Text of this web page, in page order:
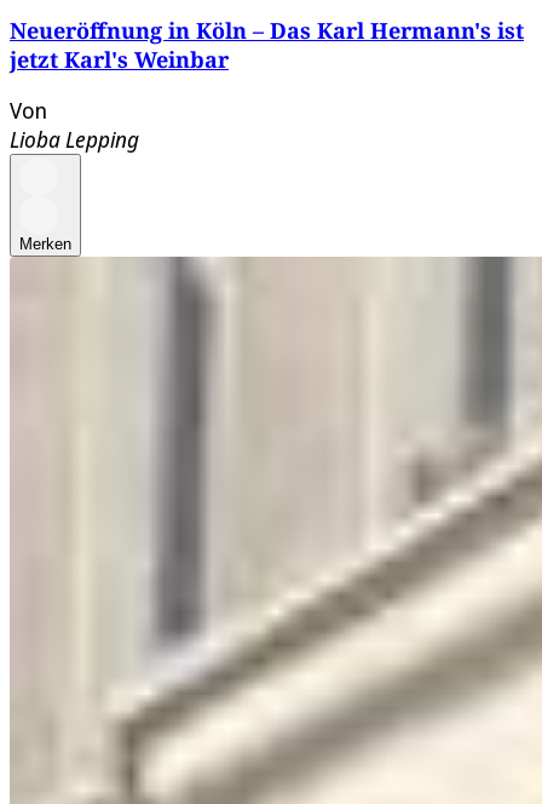
Neueröffnung in Köln – Das Karl Hermann's ist
jetzt Karl's Weinbar
Von
Lioba Lepping
Merken